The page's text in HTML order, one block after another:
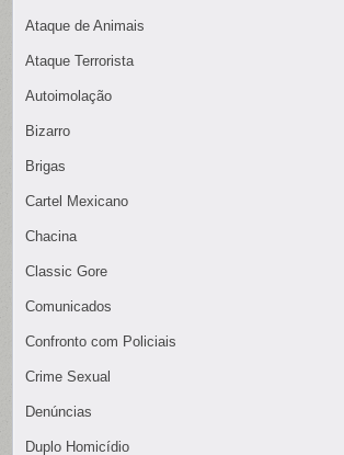
Ataque de Animais
Ataque Terrorista
Autoimolação
Bizarro
Brigas
Cartel Mexicano
Chacina
Classic Gore
Comunicados
Confronto com Policiais
Crime Sexual
Denúncias
Duplo Homicídio